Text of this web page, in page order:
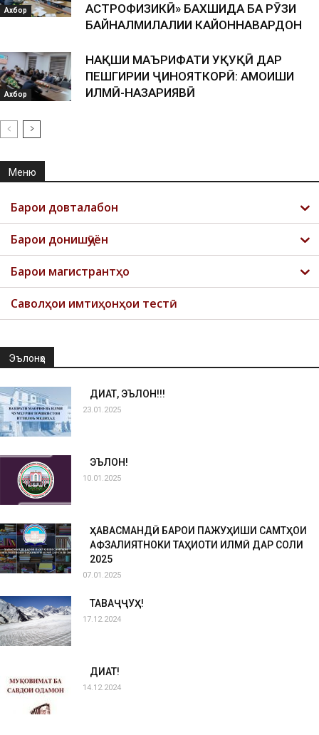
Ахбор
АСТРОФИЗИКӢ» БАХШИДА БА РӮЗИ
БАЙНАЛМИЛАЛИИ КАЙҲОННАВАРДОН
Ахбор
НАҚШИ МАЪРИФАТИ ҲУҚУҚӢ ДАР
ПЕШГИРИИ ҶИНОЯТКОРӢ: ҲАМОИШИ
ИЛМӢ-НАЗАРИЯВӢ
Меню
Барои довталабон
Барои донишҷӯён
Барои магистрантҳо
Саволҳои имтиҳонҳои тестӣ
Эълонҳо
ДИҚҚАТ, ЭЪЛОН!!!
23.01.2025
ЭЪЛОН!
10.01.2025
ҲАВАСМАНДӢ БАРОИ ПАЖУҲИШИ САМТҲОИ
АФЗАЛИЯТНОКИ ТАҲҚИҚОТИ ИЛМӢ ДАР СОЛИ
2025
07.01.2025
ТАВАҶҶУҲ!
17.12.2024
ДИҚҚАТ!
14.12.2024